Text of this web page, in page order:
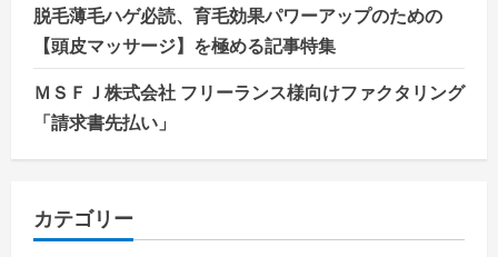
脱毛薄毛ハゲ必読、育毛効果パワーアップのための
【頭皮マッサージ】を極める記事特集
ＭＳＦＪ株式会社 フリーランス様向けファクタリング
「請求書先払い」
カテゴリー